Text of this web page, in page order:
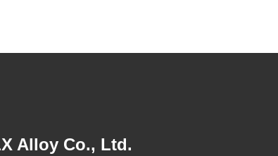
Alloy Co., Ltd.